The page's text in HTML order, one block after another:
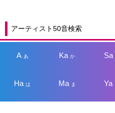
アーティスト50音検索
A あ Kaか Sa
Haは Ma ま Ya